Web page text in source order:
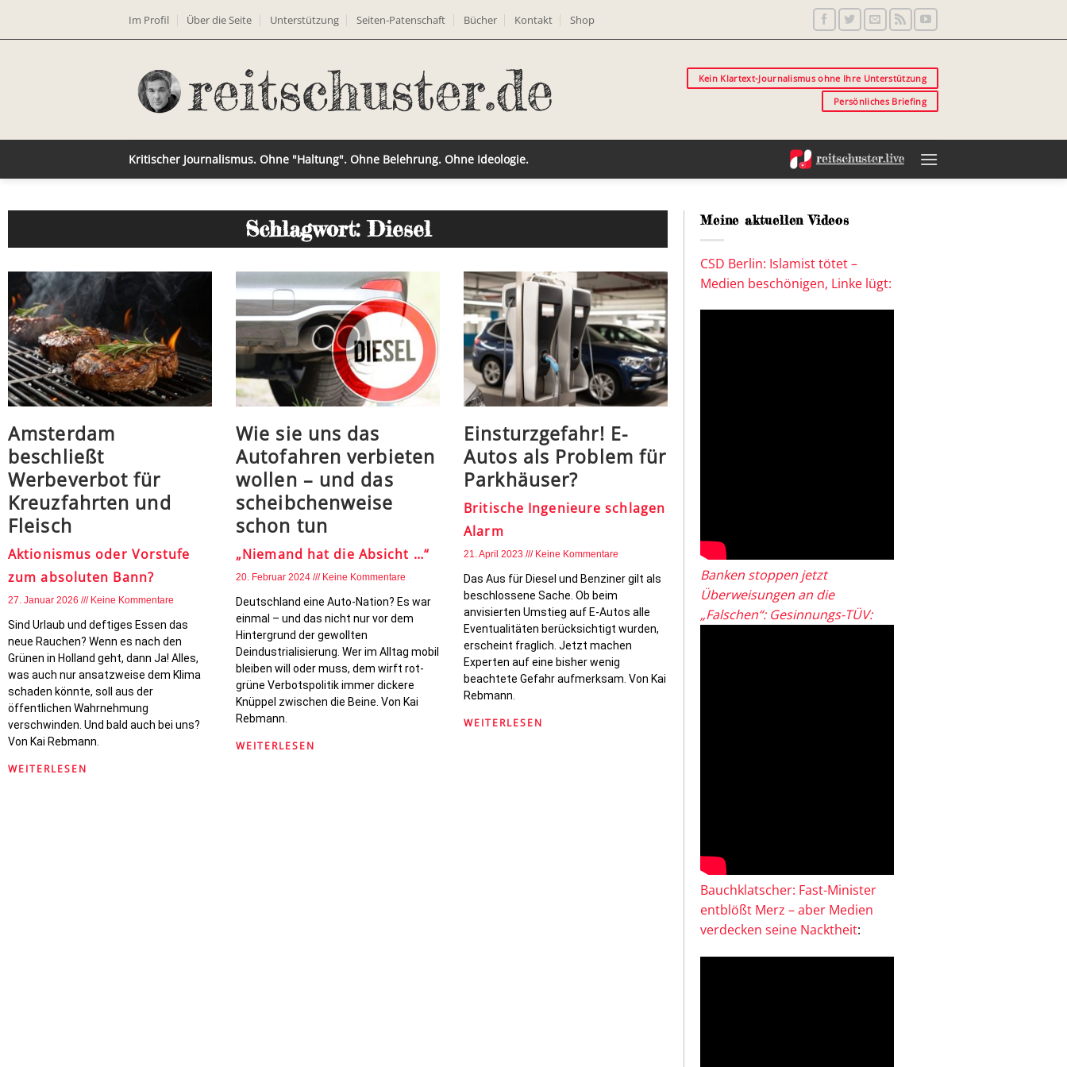
Im Profil Über die Seite Unterstützung Seiten-Patenschaft Bücher Kontakt Shop
Kein Klartext-Journalismus ohne Ihre Unterstützung
Persönliches Briefing
Kritischer Journalismus. Ohne "Haltung". Ohne Belehrung. Ohne Ideologie.
Schlagwort: Diesel
Amsterdam
beschließt
Werbeverbot für
Kreuzfahrten und
Fleisch
Aktionismus oder Vorstufe
zum absoluten Bann?
27. Januar 2026 Keine Kommentare
Sind Urlaub und deftiges Essen das
neue Rauchen? Wenn es nach den
Grünen in Holland geht, dann Ja! Alles,
was auch nur ansatzweise dem Klima
schaden könnte, soll aus der
öffentlichen Wahrnehmung
verschwinden. Und bald auch bei uns?
Von Kai Rebmann.
WEITERLESEN
Wie sie uns das
Autofahren verbieten
wollen – und das
scheibchenweise
schon tun
„Niemand hat die Absicht …“
20. Februar 2024 Keine Kommentare
Deutschland eine Auto-Nation? Es war
einmal – und das nicht nur vor dem
Hintergrund der gewollten
Deindustrialisierung. Wer im Alltag mobil
bleiben will oder muss, dem wirft rot-
grüne Verbotspolitik immer dickere
Knüppel zwischen die Beine. Von Kai
Rebmann.
WEITERLESEN
Einsturzgefahr! E-
Autos als Problem für
Parkhäuser?
Britische Ingenieure schlagen
Alarm
21. April 2023 Keine Kommentare
Das Aus für Diesel und Benziner gilt als
beschlossene Sache. Ob beim
anvisierten Umstieg auf E-Autos alle
Eventualitäten berücksichtigt wurden,
erscheint fraglich. Jetzt machen
Experten auf eine bisher wenig
beachtete Gefahr aufmerksam. Von Kai
Rebmann.
WEITERLESEN
Meine aktuellen Videos
CSD Berlin: Islamist tötet –
Medien beschönigen, Linke lügt:
Banken stoppen jetzt
Überweisungen an die
„Falschen“: Gesinnungs-TÜV:
Bauchklatscher: Fast-Minister
entblößt Merz – aber Medien
verdecken seine Nacktheit: